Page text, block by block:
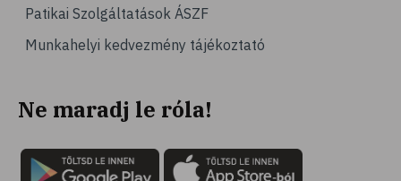
# szív- és érrendszer
# vérnyomás
# mozgás
# pszichológia
Patikai Szolgáltatások ÁSZF
Munkahelyi kedvezmény tájékoztató
Ne maradj le róla!